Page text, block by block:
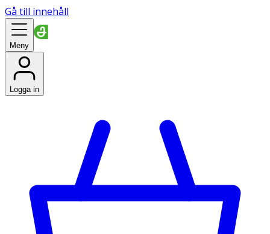
Gå till innehåll
Meny
Logga in